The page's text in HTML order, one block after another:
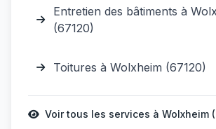
Entretien des bâtiments à
(67120)
Toitures à Wolxheim (67120)
Voir tous les services à Wolxheim